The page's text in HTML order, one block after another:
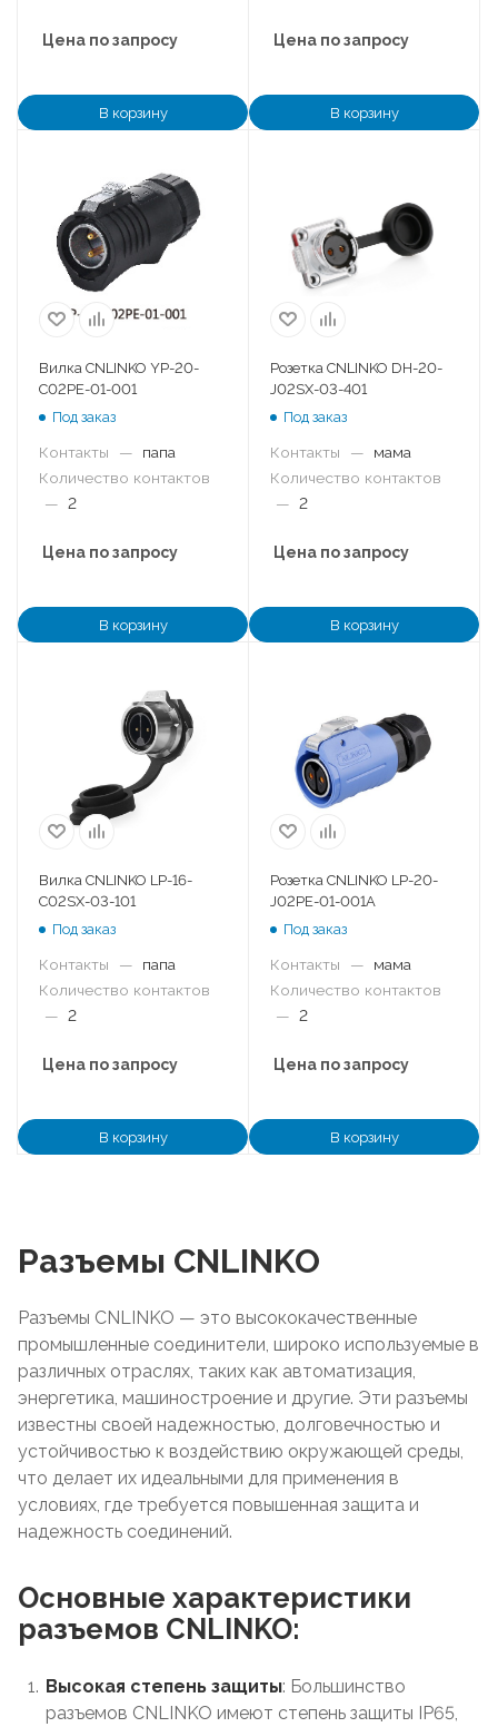
Цена по запросу
В корзину
Цена по запросу
В корзину
Вилка CNLINKO YP-20-
C02PE-01-001
Под заказ
Контакты —
папа
Количество контактов
— 2
Цена по запросу
В корзину
Розетка CNLINKO DH-20-
J02SX-03-401
Под заказ
Контакты —
мама
Количество контактов
— 2
Цена по запросу
В корзину
Вилка CNLINKO LP-16-
C02SX-03-101
Под заказ
Контакты —
папа
Количество контактов
— 2
Цена по запросу
В корзину
Розетка CNLINKO LP-20-
J02PE-01-001A
Под заказ
Контакты —
мама
Количество контактов
— 2
Цена по запросу
В корзину
Разъемы CNLINKO
Разъемы CNLINKO — это высококачественные
промышленные соединители, широко используемые в
различных отраслях, таких как автоматизация,
энергетика, машиностроение и другие. Эти разъемы
известны своей надежностью, долговечностью и
устойчивостью к воздействию окружающей среды,
что делает их идеальными для применения в
условиях, где требуется повышенная защита и
надежность соединений.
Основные характеристики
разъемов CNLINKO:
Высокая степень защиты: Большинство
разъемов CNLINKO имеют степень защиты IP65,